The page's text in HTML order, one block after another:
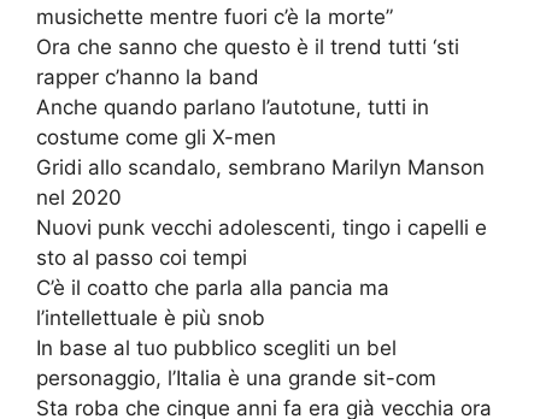
musichette mentre fuori c’è la morte”
Ora che sanno che questo è il trend tutti ‘sti
rapper c’hanno la band
Anche quando parlano l’autotune, tutti in
costume come gli X-men
Gridi allo scandalo, sembrano Marilyn Manson
nel 2020
Nuovi punk vecchi adolescenti, tingo i capelli e
sto al passo coi tempi
C’è il coatto che parla alla pancia ma
l’intellettuale è più snob
In base al tuo pubblico scegliti un bel
personaggio, l’Italia è una grande sit-com
Sta roba che cinque anni fa era già vecchia ora